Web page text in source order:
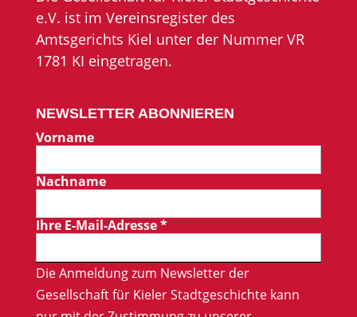
e.V. ist im Vereinsregister des
Amtsgerichts Kiel unter der Nummer VR
1781 KI eingetragen.
NEWSLETTER ABONNIEREN
Vorname
Nachname
Ihre E-Mail-Adresse*
Die Anmeldung zum Newsletter der
Gesellschaft für Kieler Stadtgeschichte kann